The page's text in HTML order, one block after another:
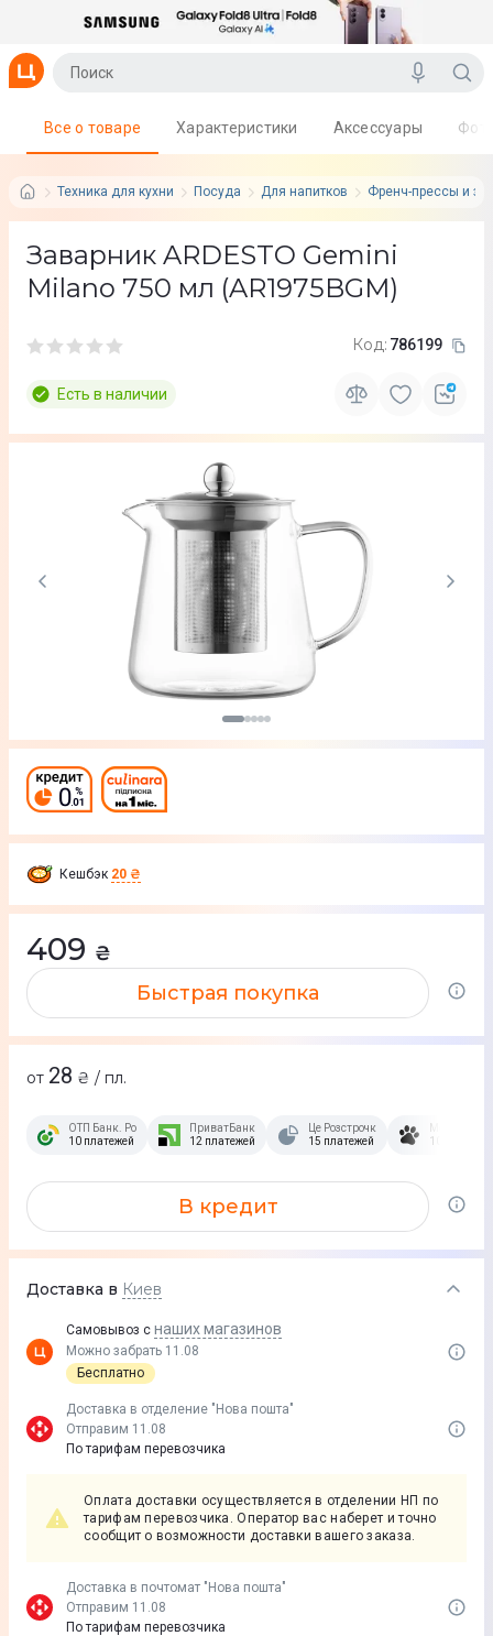
Техника для кухни Посуда Для напитков Френч-прессы и
Все о товаре Характеристики Аксессуары
Заварник ARDESTO Gemini
Milano 750 мл (AR1975BGM)
Код: 786199
Есть в наличии
Кешбэк 20 ₴
409 ₴
Быстрая покупка
от 28 ₴ / пл.
ОТП Банк. Розстрочка Скибочка.
10 платежей
ПриватБанк
12 платежей
Це Розстрочка
15 платежей
10
В кредит
Доставка в Киев
Самовывоз с наших магазинов
Можно забрать 11.08
Бесплатно
Доставка в отделение "Нова пошта"
Отправим 11.08
По тарифам перевозчика
Оплата доставки осуществляется в отделении НП по
тарифам перевозчика. Оператор вас наберет и точно
сообщит о возможности доставки вашего заказа.
Доставка в почтомат "Нова пошта"
Отправим 11.08
По тарифам перевозчика